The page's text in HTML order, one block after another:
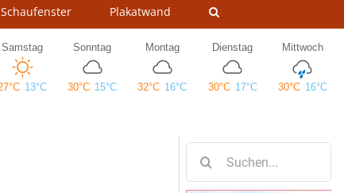
Schaufenster Plakatwand
nach: